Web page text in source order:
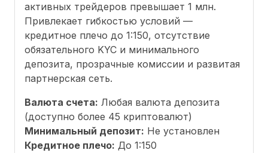
активных трейдеров превышает 1 млн.
Привлекает гибкостью условий —
кредитное плечо до 1:150, отсутствие
обязательного KYC и минимального
депозита, прозрачные комиссии и развитая
партнерская сеть.
Валюта счета: Любая валюта депозита
(доступно более 45 криптовалют)
Минимальный депозит: Не установлен
Кредитное плечо: До 1:150